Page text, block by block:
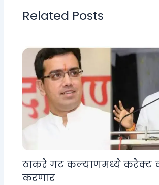
Related Posts
ठाकरे गट कल्याणमध्ये करेक्ट
करणार